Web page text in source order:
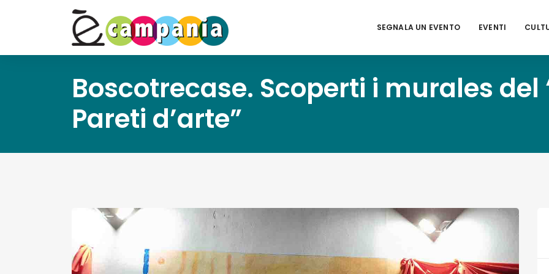
SEGNALA UN EVENTO EVENTI
Boscotrecase. Scoperti i murales del
Pareti d’arte”